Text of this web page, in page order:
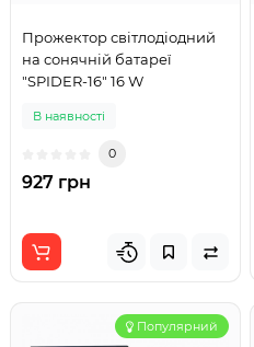
Прожектор світлодіодний
на сонячній батареї
"SPIDER-16" 16 W
В наявності
0
927 грн
Популярний